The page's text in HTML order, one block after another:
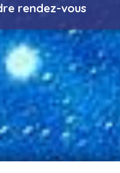
rendez-vous